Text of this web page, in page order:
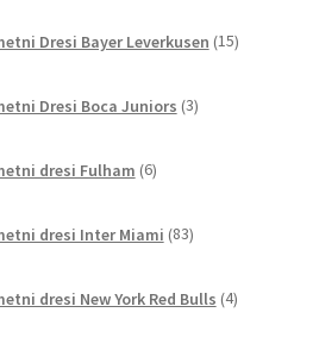
Dresi Bayer Leverkusen 15izdelkov
Dresi Boca Juniors 3izdelki
dresi Fulham 6izdelkov
dresi Inter Miami 83izdelkov
dresi New York Red Bulls 4izdelki